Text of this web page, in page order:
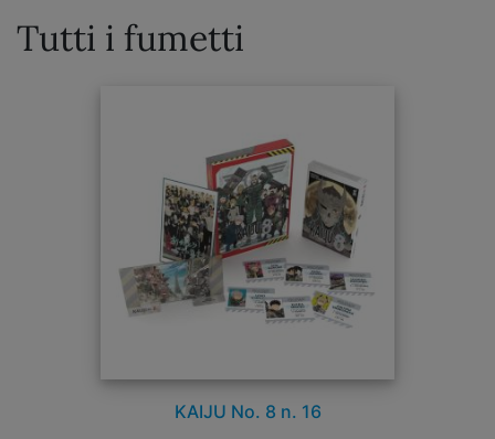
Tutti i fumetti
KAIJU No. 8 n. 16